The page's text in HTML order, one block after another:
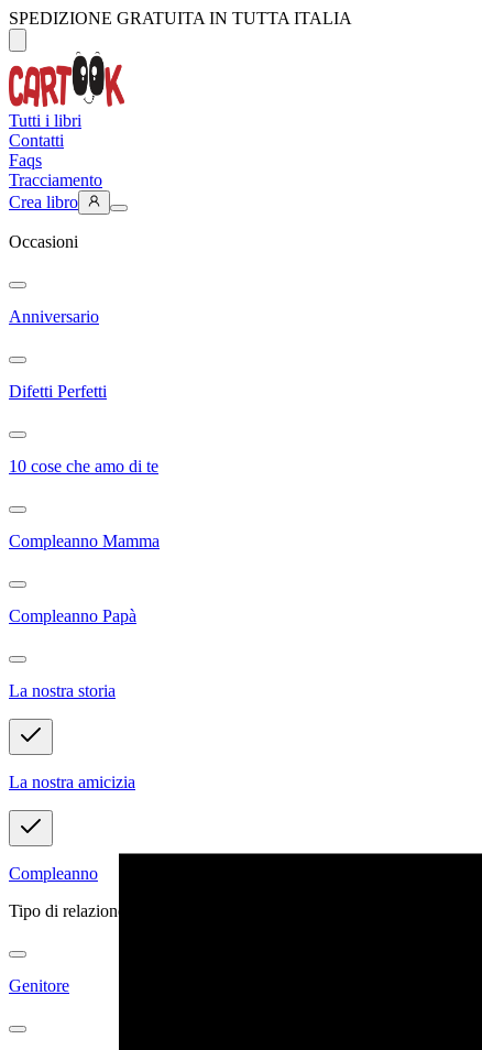
SPEDIZIONE GRATUITA IN TUTTA ITALIA
Tutti i libri
Contatti
Faqs
Tracciamento
Crea libro
Occasioni
Anniversario
Difetti Perfetti
10 cose che amo di te
Compleanno Mamma
Compleanno Papà
La nostra storia
La nostra amicizia
Compleanno
Tipo di relazione
Genitore